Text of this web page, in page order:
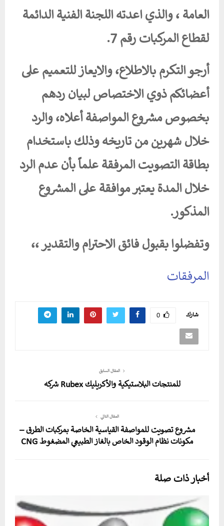
العامة ، والذي اعدته اللجنة الفنية الدائمة
لقطاع المركبات رقم 7.
أرجو التكرم بالاطلاع، والايعاز للتعميم على
أعضائكم ذوي الاختصاص لبيان ردهم
بخصوص مشروع المواصفة أعلاه، والرد
خلال شهرين من تاريخه وذلك باستخدام
بطاقة التصويت المرفقة علماً بأن عدم الرد
خلال المدة يعتبر موافقة على المشروع
المذكور.
وتفضلوا بقبول فائق الاحترام والتقدير ،،
المرفقات
شارك 0
المقال السابق
للمنتجات البلاستيكية والأكريليك Rubex شركه
المقال التالي
مشروع تصويت للمواصفة القياسية الخاصة بمركبات الطرق –
مكونات نظام الوقود الخاص بالغاز الطبيعي المضغوط CNG
أخبار ذات صلة